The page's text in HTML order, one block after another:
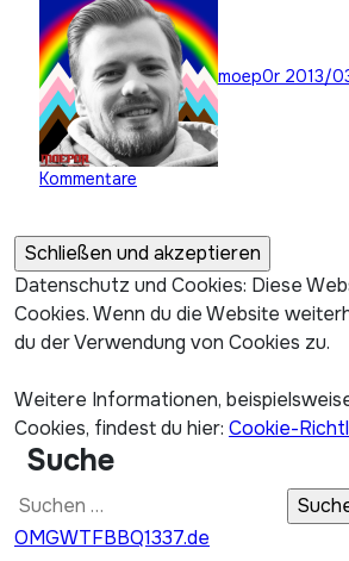
moep0r 2013/
Kommentare
Datenschutz und Cookies: Diese
Cookies. Wenn du die Website
du der Verwendung von Cookies zu.
Weitere Informationen,
Cookies, findest du hier: Cookie-
Suche
Suchen
nach:
OMGWTFBBQ1337.de